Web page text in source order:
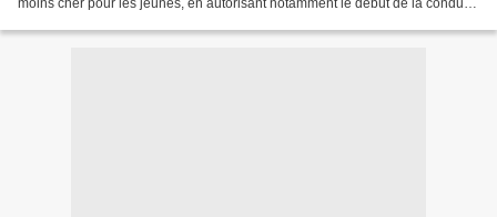
moins cher pour les jeunes, en autorisant notamment le début de la conduite